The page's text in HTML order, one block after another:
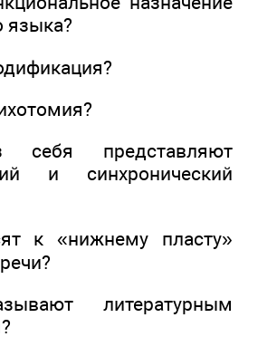
языка?
представляют
и синхронический
к «нижнему пласту»
литературным